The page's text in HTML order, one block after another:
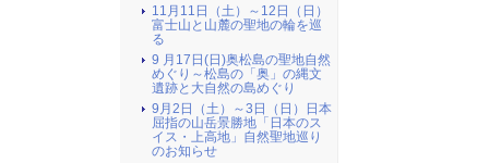
11月11日（土）～12日（日）
富士山と山麓の聖地の輪を巡
る
9 月17日(日)奥松島の聖地自然
めぐり～松島の「奥」の縄文
遺跡と大自然の島めぐり
9月2日（土）～3日（日）日本
屈指の山岳景勝地「日本のス
イス・上高地」自然聖地巡り
のお知らせ